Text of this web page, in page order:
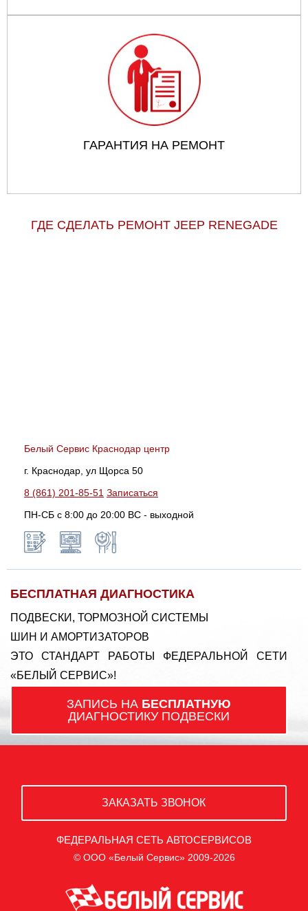
ГАРАНТИЯ НА РЕМОНТ
ГДЕ СДЕЛАТЬ РЕМОНТ JEEP RENEGADE
Белый Сервис Краснодар центр
г. Краснодар, ул Щорса 50
8 (861) 201-85-51 Записаться
ПН-СБ с 8:00 до 20:00 ВС - выходной
БЕСПЛАТНАЯ ДИАГНОСТИКА
ПОДВЕСКИ, ТОРМОЗНОЙ СИСТЕМЫ
ШИН И АМОРТИЗАТОРОВ
ЭТО СТАНДАРТ РАБОТЫ ФЕДЕРАЛЬНОЙ СЕТИ
«БЕЛЫЙ СЕРВИС»!
ЗАПИСЬ НА БЕСПЛАТНУЮ
ДИАГНОСТИКУ ПОДВЕСКИ
ЗАКАЗАТЬ ЗВОНОК
ФЕДЕРАЛЬНАЯ СЕТЬ АВТОСЕРВИСОВ
© ООО «Белый Сервис» 2009-2026